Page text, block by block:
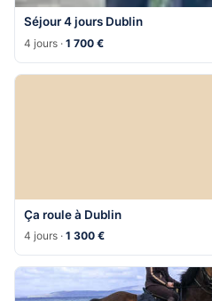
Séjour 4 jours Dublin
4 jours ·1 700 €
Ça roule à Dublin
4 jours ·1 300 €